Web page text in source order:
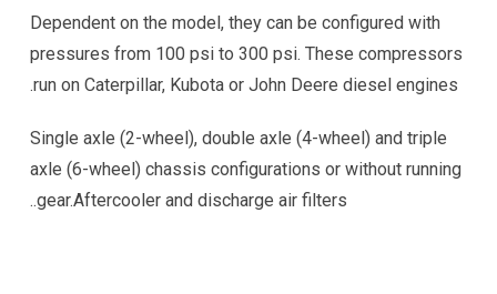
Dependent on the model, they can be configured with
pressures from 100 psi to 300 psi. These compressors
run on Caterpillar, Kubota or John Deere diesel engines.
Single axle (2-wheel), double axle (4-wheel) and triple
axle (6-wheel) chassis configurations or without running
gear.Aftercooler and discharge air filters..